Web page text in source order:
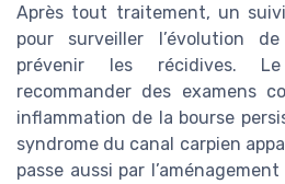
Après tout traitement, un
pour surveiller l’évolution
prévenir les récidives.
recommander des examens
inflammation de la bourse
syndrome du canal carpien
passe aussi par